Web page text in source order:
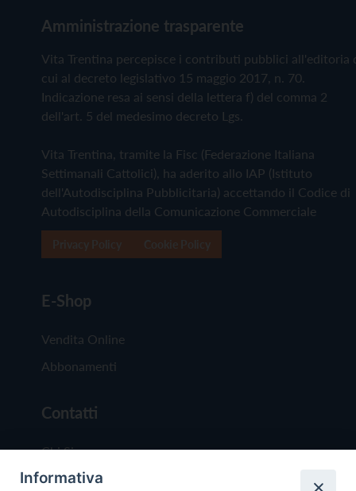
Amministrazione trasparente
Vita Trentina percepisce i contributi pubblici all'editoria
cui al decreto legislativo 15 maggio 2017, n. 70.
Indicazione resa ai sensi della lettera f) del comma 2
dell'art. 5 del medesimo decreto Lgs.
Vita Trentina, tramite la Fisc (Federazione Italiana
Settimanali Cattolici), ha aderito allo IAP (Istituto
dell'Autodisciplina Pubblicitaria) accettando il Codice di
Autodisciplina della Comunicazione Commerciale
E-Shop
Vendita Online
Abbonamenti
Contatti
Chi Siamo
Redazione
Informativa